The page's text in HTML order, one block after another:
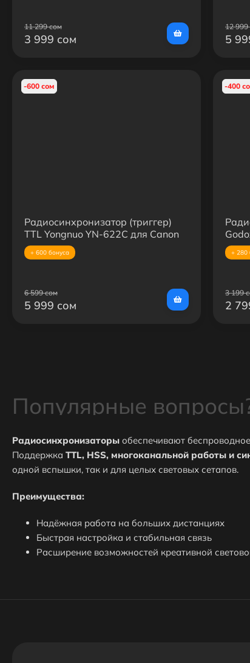
11 299 сом
3 999 сом
12 999
5
-600 сом
Радиосинхронизатор (триггер)
TTL Yongnuo YN-622C для Canon
+ 600 бонуса
6 599 сом
5 999 сом
-400
+ 280
3 199
2
Популярные
⭐Какие самые популярные товары в категории
Радиосинхронизаторы обеспечивают
Поддержка TTL, HSS, многоканальной работы и
одной вспышки, так и для целых световых сетапов.
Преимущества:
Надёжная работа на больших дистанциях
Быстрая настройка и стабильная связь
Расширение возможностей креативной